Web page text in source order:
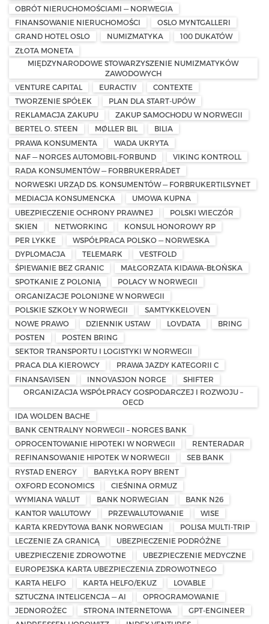
OBRÓT NIERUCHOMOŚCIAMI — NORWEGIA
FINANSOWANIE NIERUCHOMOŚCI
OSLO MYNTGALLERI
GRAND HOTEL OSLO
NUMIZMATYKA
100 DUKATÓW
ZŁOTA MONETA
MIĘDZYNARODOWE STOWARZYSZENIE NUMIZMATYKÓW
ZAWODOWYCH
VENTURE CAPITAL
EURACTIV
CONTEXTE
TWORZENIE SPÓŁEK
PLAN DLA START-UPÓW
REKLAMACJA ZAKUPU
ZAKUP SAMOCHODU W NORWEGII
BERTEL O. STEEN
MØLLER BIL
BILIA
PRAWA KONSUMENTA
WADA UKRYTA
NAF — NORGES AUTOMOBIL-FORBUND
VIKING KONTROLL
RADA KONSUMENTÓW — FORBRUKERRÅDET
NORWESKI URZĄD DS. KONSUMENTÓW — FORBRUKERTILSYNET
MEDIACJA KONSUMENCKA
UMOWA KUPNA
UBEZPIECZENIE OCHRONY PRAWNEJ
POLSKI WIECZÓR
SKIEN
NETWORKING
KONSUL HONOROWY RP
PER LYKKE
WSPÓŁPRACA POLSKO — NORWESKA
DYPLOMACJA
TELEMARK
VESTFOLD
ŚPIEWANIE BEZ GRANIC
MAŁGORZATA KIDAWA-BŁOŃSKA
SPOTKANIE Z POLONIĄ
POLACY W NORWEGII
ORGANIZACJE POLONIJNE W NORWEGII
POLSKIE SZKOŁY W NORWEGII
SAMTYKKELOVEN
NOWE PRAWO
DZIENNIK USTAW LOVDATA
BRING
POSTEN
POSTEN BRING
SEKTOR TRANSPORTU I LOGISTYKI W NORWEGII
PRACA DLA KIEROWCY
PRAWA JAZDY KATEGORII C
FINANSAVISEN
INNOVASJON NORGE
SHIFTER
ORGANIZACJA WSPÓŁPRACY GOSPODARCZEJ I ROZWOJU –
OECD
IDA WOLDEN BACHE
BANK CENTRALNY NORWEGII – NORGES BANK
OPROCENTOWANIE HIPOTEKI W NORWEGII
RENTERADAR
REFINANSOWANIE HIPOTEK W NORWEGII
SEB BANK
RYSTAD ENERGY
BARYŁKA ROPY BRENT
OXFORD ECONOMICS
CIEŚNINA ORMUZ
WYMIANA WALUT
BANK NORWEGIAN
BANK N26
KANTOR WALUTOWY
PRZEWALUTOWANIE
WISE
KARTA KREDYTOWA BANK NORWEGIAN
POLISA MULTI-TRIP
LECZENIE ZA GRANICĄ
UBEZPIECZENIE PODRÓŻNE
UBEZPIECZENIE ZDROWOTNE
UBEZPIECZENIE MEDYCZNE
EUROPEJSKA KARTA UBEZPIECZENIA ZDROWOTNEGO
KARTA HELFO
KARTA HELFO/EKUZ
LOVABLE
SZTUCZNA INTELIGENCJA — AI
OPROGRAMOWANIE
JEDNOROŻEC
STRONA INTERNETOWA
GPT-ENGINEER